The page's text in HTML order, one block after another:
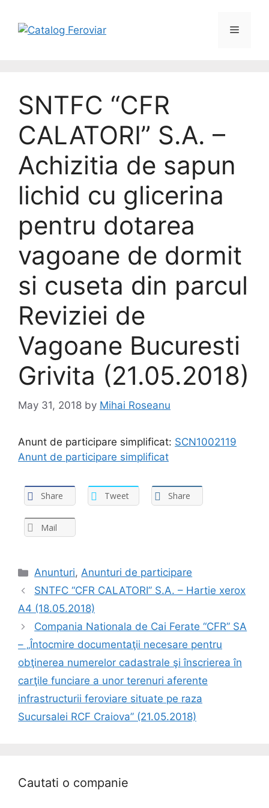
SNTFC “CFR
CALATORI” S.A. –
Achizitia de sapun
lichid cu glicerina
pentru dotarea
vagoane de dormit
si cuseta din parcul
Reviziei de
Vagoane Bucuresti
Grivita (21.05.2018)
May 31, 2018 by Mihai Roseanu
Anunt de participare simplificat: SCN1002119
Anunt de participare simplificat
Share Tweet Share
Mail
Anunturi,Anunturi de participare
SNTFC “CFR CALATORI” S.A. – Hartie xerox
A4 (18.05.2018)
Compania Nationala de Cai Ferate “CFR” SA
– „Întocmire documentaţii necesare pentru
obţinerea numerelor cadastrale şi înscrierea în
carţile funciare a unor terenuri aferente
infrastructurii feroviare situate pe raza
Sucursalei RCF Craiova” (21.05.2018)
Cautati o companie